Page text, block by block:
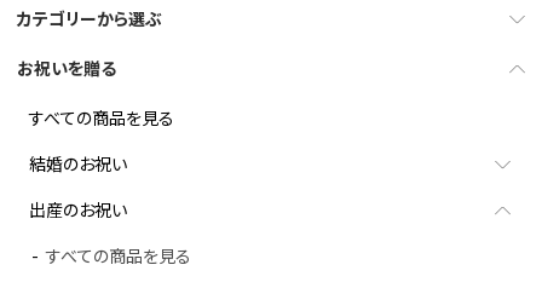
カテゴリーから選ぶ
お祝いを贈る
すべての商品を見る
結婚のお祝い
出産のお祝い
すべての商品を見る